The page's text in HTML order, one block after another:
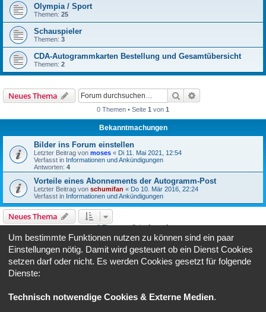
Olympia / Sport
Themen: 25
Schauspieler
Themen: 3
CDA-Autogrammkarten Bestellung und Gesamtübersicht
Themen: 2
Neues Thema Suche
0 Themen • Seite 1 von 1
Bekanntmachungen
Bilder ins Forum einstellen
Letzter Beitrag von moses « Di 11. Mai 2021, 12:54
Verfasst in Informationen und Ankündigungen
Antworten: 4
Vorteile eines Abonnements der Autogramm-Post
Letzter Beitrag von schumifan « Do 10. Mär 2016, 22:24
Verfasst in Informationen und Ankündigungen
Neues Thema
0 Themen • Seite1von1
Gehe zu
BERECHTIGUNGEN IN DIESEM FORUM
Du darfst deine Beiträge in diesem Forumnicht ändern.
Um bestimmte Funktionen nutzen zu können sind ein paar
Einstellungen nötig. Damit wird gesteuert ob ein Dienst Cookies
setzen darf oder nicht. Es werden Cookies gesetzt für folgende
Dienste:
Technisch notwendige Cookies & Externe Medien.